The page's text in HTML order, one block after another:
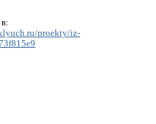
proekty/iz-